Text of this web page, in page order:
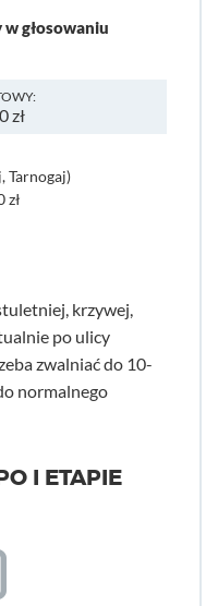
głosowaniu
zł
Tarnogaj)
zł
krzywej,
po ulicy
zwalniać do 10-
normalnego
I ETAPIE